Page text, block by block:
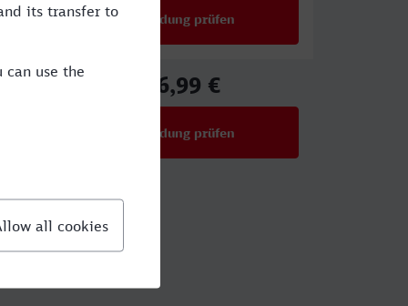
Verbindung prüfen
46,99 €
Verbindung prüfen